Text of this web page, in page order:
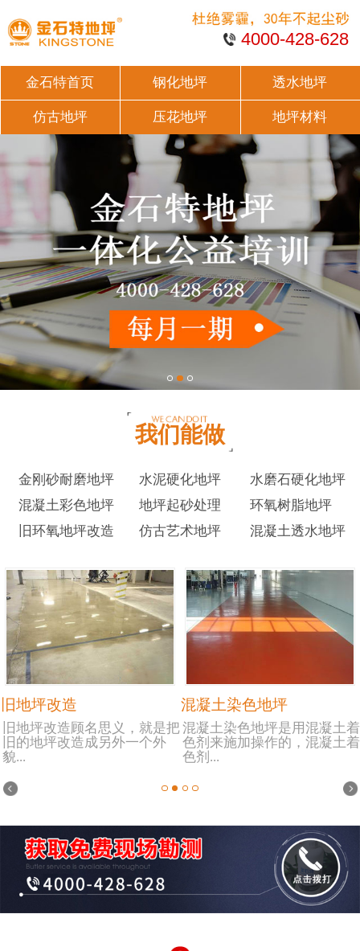
4000-428-628
金石特首页 钢化地坪 透水地坪
仿古地坪 压花地坪 地坪材料
我们能做
金刚砂耐磨地坪 水泥硬化地坪
水磨石硬化地坪
混凝土彩色地坪
地坪起砂处理
环氧树脂地坪
旧环氧地坪改造
仿古艺术地坪 混凝土透水地坪
旧地坪改造
旧地坪改造顾名思义，就是把
旧的地坪改造成另外一个外
貌...
混凝土染色地坪
混凝土染色地坪是用混凝土着
色剂来施加操作的，混凝土着
色剂...